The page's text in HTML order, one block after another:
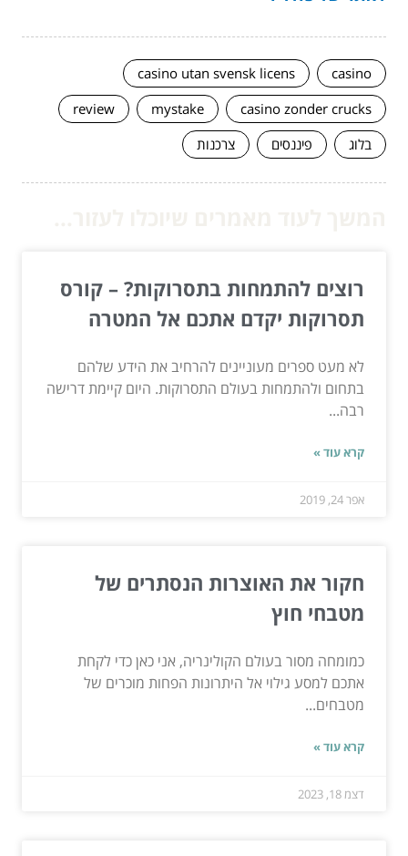
casino
casino utan svensk licens
casino zonder crucks
mystake
review
בלוג
פיננסים צרכנות
רוצים להתמחות בתסרוקות? – קורס
תסרוקות יקדם אתכם אל המטרה
לא מעט ספרים מעוניינים להרחיב את הידע שלהם
בתחום ולהתמחות בעולם התסרוקות. היום קיימת דרישה
רבה...
קרא עוד »
אפר 24, 2019
חקור את האוצרות הנסתרים של
מטבחי חוץ
כמומחה מסור בעולם הקולינריה, אני כאן כדי לקחת
אתכם למסע גילוי אל היתרונות הפחות מוכרים של
מטבחים...
קרא עוד »
דצמ 18, 2023